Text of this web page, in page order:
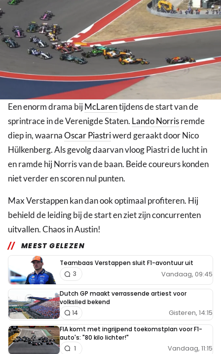
Een enorm drama bijMcLarentijdens de start van de
sprintrace in de Verenigde Staten. Lando Norrisremde
diep in, waarnaOscar Piastriwerd geraakt door Nico
Hülkenberg. Als gevolg daarvan vloog Piastri de lucht in
en ramde hij Norris van de baan. Beide coureurs konden
niet verder en scoren nul punten.
Max Verstappen kan dan ook optimaal profiteren. Hij
behield de leiding bij de start en ziet zijn concurrenten
uitvallen. Chaos in Austin!
MEEST GELEZEN
Teambaas Verstappen sluit F1-avontuur uit
Vandaag, 09:45
3
Dutch GP maakt verrassende artiest voor
volkslied bekend
Gisteren, 14:15
14
FIA komt met ingrijpend toekomstplan voor F1-
auto's: "80 kilo lichter!"
Vandaag, 11:15
1